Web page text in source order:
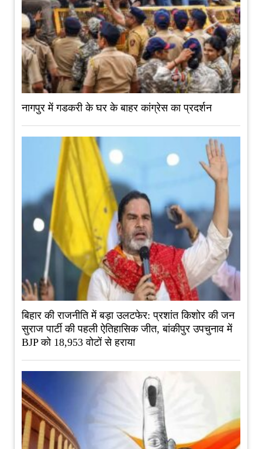
नागपुर में गडकरी के घर के बाहर कांग्रेस का प्रदर्शन
बिहार की राजनीति में बड़ा उलटफेर: प्रशांत किशोर की जन
सुराज पार्टी की पहली ऐतिहासिक जीत, बांकीपुर उपचुनाव में
BJP को 18,953 वोटों से हराया